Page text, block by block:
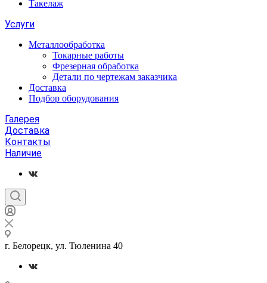
Такелаж
Услуги
Металлообработка
Токарные работы
Фрезерная обработка
Детали по чертежам заказчика
Доставка
Подбор оборудования
Галерея
Доставка
Контакты
Наличие
г. Белорецк, ул. Тюленина 40